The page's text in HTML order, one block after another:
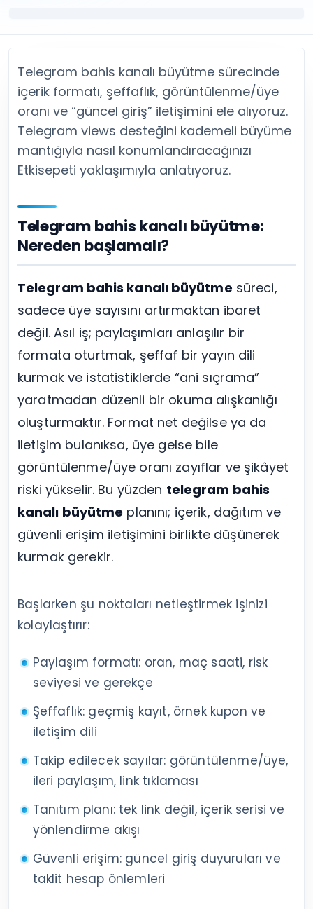
Twitter (X) Retweet Satın Al
Twitter (X) Video İzlenme Satın Al
Tümünü Gör
YouTube
YouTube Abone Satın Al
YouTube Beğeni Satın Al
YouTube İzlenme Satın Al
YouTube Yorum Satın Al
Tümünü Gör
Facebook Beğeni Satın Al
Facebook Takipçi Satın Al
Facebook Yorum Satın Al
Facebook Video İzlenme Satın Al
Tümünü Gör
Diğer ücretsiz araçlar
Facebook Araçları
LinkedIn Araçları
Spotify Araçları
Telegram Araçları
Twitch Araçları
SoundCloud Araçları
Snapchat Araçları
Telegram bahis kanalı büyütme sürecinde
içerik formatı, şeffaflık, görüntülenme/üye
oranı ve “güncel giriş” iletişimini ele alıyoruz.
Telegram views desteğini kademeli büyüme
mantığıyla nasıl konumlandıracağınızı
Etkisepeti yaklaşımıyla anlatıyoruz.
Telegram bahis kanalı büyütme:
Nereden başlamalı?
Telegram bahis kanalı büyütme süreci,
sadece üye sayısını artırmaktan ibaret
değil. Asıl iş; paylaşımları anlaşılır bir
formata oturtmak, şeffaf bir yayın dili
kurmak ve istatistiklerde “ani sıçrama”
yaratmadan düzenli bir okuma alışkanlığı
oluşturmaktır. Format net değilse ya da
iletişim bulanıksa, üye gelse bile
görüntülenme/üye oranı zayıflar ve şikâyet
riski yükselir. Bu yüzden telegram bahis
kanalı büyütme planını; içerik, dağıtım ve
güvenli erişim iletişimini birlikte düşünerek
kurmak gerekir.
Başlarken şu noktaları netleştirmek işinizi
kolaylaştırır:
Paylaşım formatı: oran, maç saati, risk
seviyesi ve gerekçe
Şeffaflık: geçmiş kayıt, örnek kupon ve
iletişim dili
Takip edilecek sayılar: görüntülenme/üye,
ileri paylaşım, link tıklaması
Tanıtım planı: tek link değil, içerik serisi ve
yönlendirme akışı
Güvenli erişim: güncel giriş duyuruları ve
taklit hesap önlemleri